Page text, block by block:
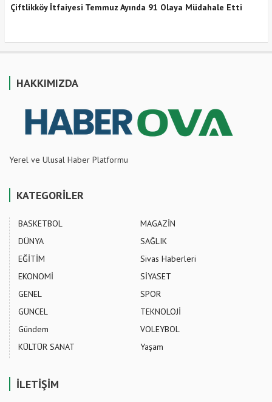
Çiftlikköy İtfaiyesi Temmuz Ayında 91 Olaya Müdahale Etti
HAKKIMIZDA
Yerel ve Ulusal Haber Platformu
KATEGORİLER
BASKETBOL
DÜNYA
EĞİTİM
EKONOMİ
GENEL
GÜNCEL
Gündem
KÜLTÜR SANAT
MAGAZİN
SAĞLIK
Sivas Haberleri
SİYASET
SPOR
TEKNOLOJİ
VOLEYBOL
Yaşam
İLETİŞİM